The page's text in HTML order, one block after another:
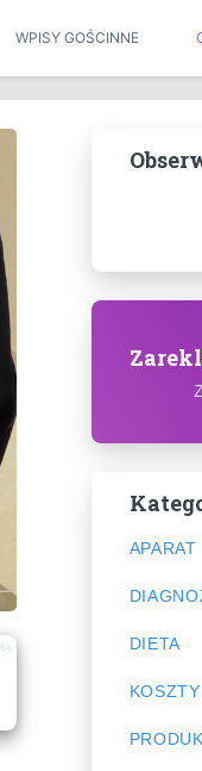
WPISY GOŚCINNE
APARAT
DIETA
KOSZTY